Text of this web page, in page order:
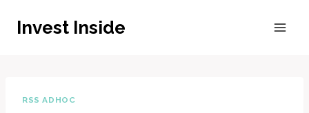
InhaltInvest Inside
RSS ADHOC